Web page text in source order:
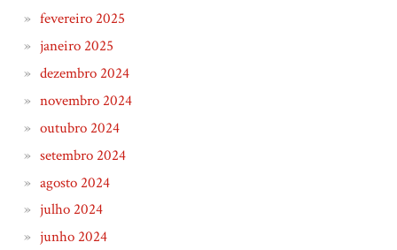
fevereiro 2025
janeiro 2025
dezembro 2024
novembro 2024
outubro 2024
setembro 2024
agosto 2024
julho 2024
junho 2024